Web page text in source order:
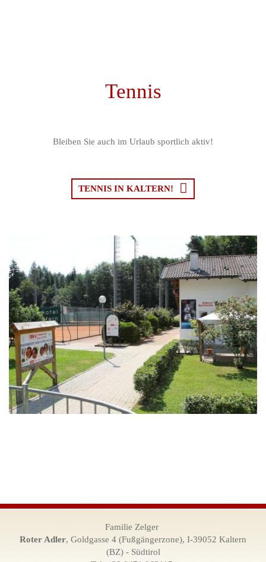
Tennis
Bleiben Sie auch im Urlaub sportlich aktiv!
TENNIS IN KALTERN!
Familie Zelger
Roter Adler, Goldgasse 4 (Fußgängerzone), I-39052 Kaltern
(BZ) - Südtirol